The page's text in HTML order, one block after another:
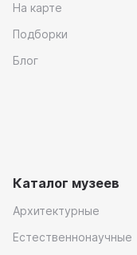
На карте
Подборки
Блог
Каталог музеев
Архитектурные
Естественнонаучные